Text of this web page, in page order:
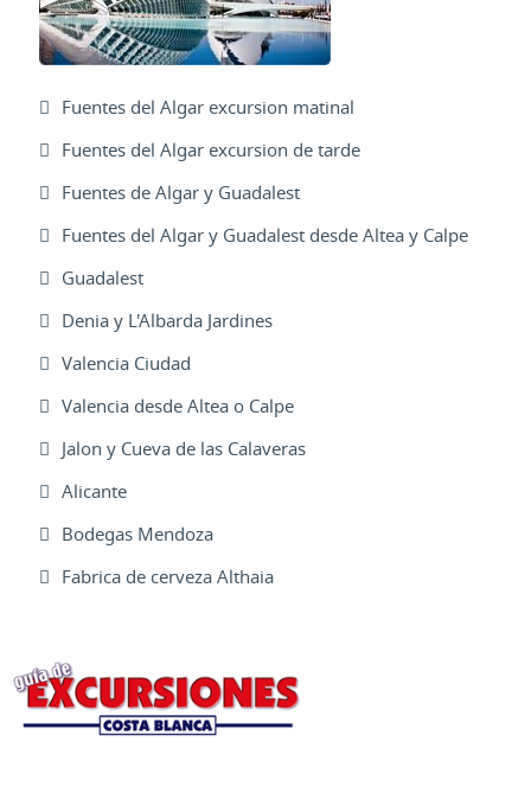
Fuentes del Algar excursion matinal
Fuentes del Algar excursion de tarde
Fuentes de Algar y Guadalest
Fuentes del Algar y Guadalest desde Altea y Calpe
Guadalest
Denia y L'Albarda Jardines
Valencia Ciudad
Valencia desde Altea o Calpe
Jalon y Cueva de las Calaveras
Alicante
Bodegas Mendoza
Fabrica de cerveza Althaia